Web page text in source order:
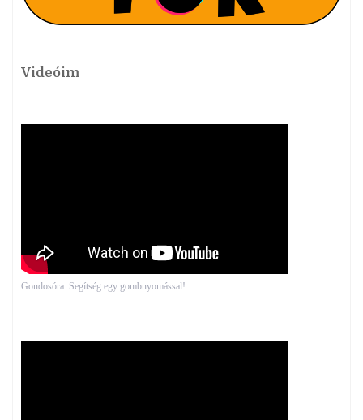
Videóim
Gondosóra: Segítség egy gombnyomással!